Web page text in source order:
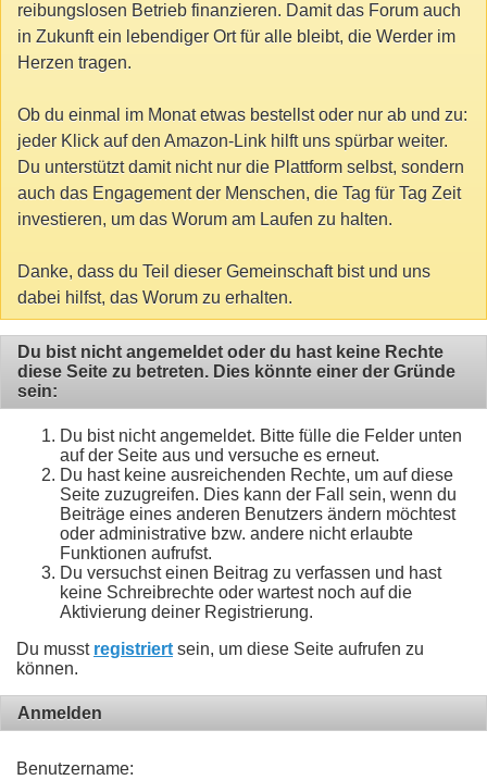
reibungslosen Betrieb finanzieren. Damit das Forum auch
in Zukunft ein lebendiger Ort für alle bleibt, die Werder im
Herzen tragen.
Ob du einmal im Monat etwas bestellst oder nur ab und zu:
jeder Klick auf den Amazon-Link hilft uns spürbar weiter.
Du unterstützt damit nicht nur die Plattform selbst, sondern
auch das Engagement der Menschen, die Tag für Tag Zeit
investieren, um das Worum am Laufen zu halten.
Danke, dass du Teil dieser Gemeinschaft bist und uns
dabei hilfst, das Worum zu erhalten.
Du bist nicht angemeldet oder du hast keine Rechte
diese Seite zu betreten. Dies könnte einer der Gründe
sein:
Du bist nicht angemeldet. Bitte fülle die Felder unten
auf der Seite aus und versuche es erneut.
Du hast keine ausreichenden Rechte, um auf diese
Seite zuzugreifen. Dies kann der Fall sein, wenn du
Beiträge eines anderen Benutzers ändern möchtest
oder administrative bzw. andere nicht erlaubte
Funktionen aufrufst.
Du versuchst einen Beitrag zu verfassen und hast
keine Schreibrechte oder wartest noch auf die
Aktivierung deiner Registrierung.
Du musst registriert sein, um diese Seite aufrufen zu
können.
Anmelden
Benutzername: